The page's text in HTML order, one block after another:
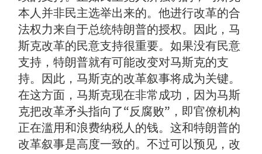
本人并非民主选举出来的。他进行改革的合
法权力来自于总统特朗普的授权。因此，马
斯克改革的民意支持很重要。如果没有民意
支持，特朗普就有可能改变对马斯克的支
持。因此，马斯克的改革叙事将成为关键。
在这方面，马斯克现在非常成功，因为马斯
克把改革矛头指向了“反腐败”，即官僚机构
正在滥用和浪费纳税人的钱。这和特朗普的
改革叙事是高度一致的。不过可以预见，改